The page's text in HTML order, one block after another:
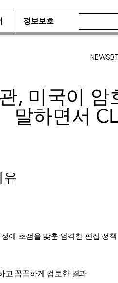
정보보호
, 미국이 암
말하면서
에 초점을 맞춘 엄격한 편집 정책
고 꼼꼼하게 검토한 결과